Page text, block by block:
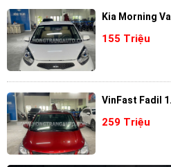
Kia Morning
155 Triệu
VinFast Fadil
259 Triệu